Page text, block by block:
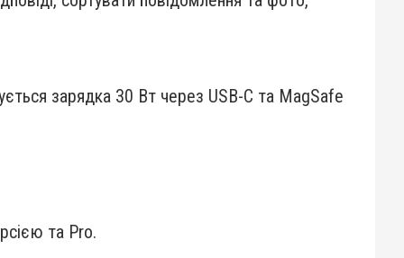
зарядка 30 Вт через USB-C та MagSafe
та Pro.